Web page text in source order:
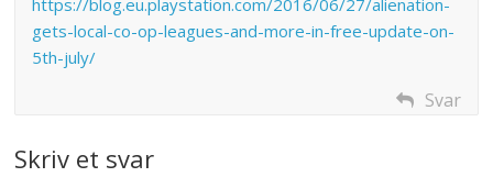
https://blog.eu.playstation.com/2016/06/27/alienation-
gets-local-co-op-leagues-and-more-in-free-update-on-
5th-july/
Svar
Skriv et svar